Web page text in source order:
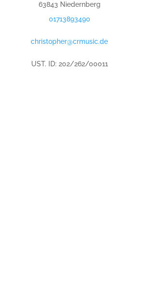
63843 Niedernberg
01713893490
christopher@crmusic.de
UST. ID: 202/262/00011